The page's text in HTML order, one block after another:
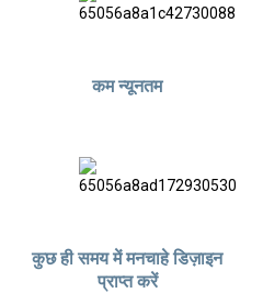
कम न्यूनतम
कुछ ही समय में मनचाहे डिज़ाइन
प्राप्त करें